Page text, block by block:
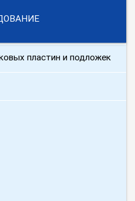
пластин и подложек